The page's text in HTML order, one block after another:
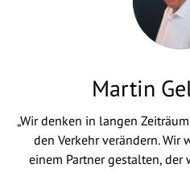
Martin
„Wir denken in langen
den Verkehr verändern.
einem Partner gestalten,